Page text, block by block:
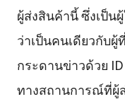
ผู้ส่งสินค้านี้ ซึ่งเป็น
ว่าเป็นคนเดียวกับ
กระดานข่าวด้วย
ทางสถานการณ์ที่ผู้